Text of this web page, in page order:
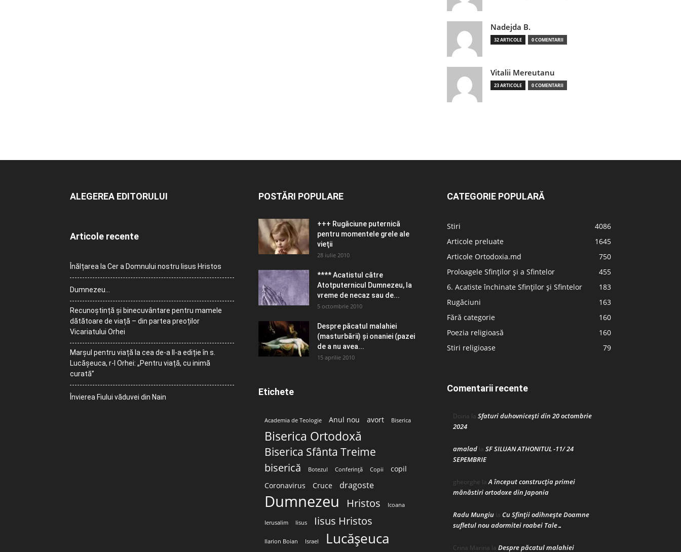
Nadejda B.
32 ARTICOLE 0 COMENTARII
Vitalii Mereutanu
23 ARTICOLE 0 COMENTARII
ALEGEREA EDITORULUI
Articole recente
Înălțarea la Cer a Domnului nostru Iisus Hristos
Dumnezeu…
Recunoștință și binecuvântare pentru mamele
dătătoare de viață – din partea preoților
Vicariatului Orhei
Marșul pentru viață la cea de-a II-a ediție în s.
Lucășeuca, r-l Orhei: „Pentru viață, cu inimă
curată”
Învierea Fiului văduvei din Nain
POSTĂRI POPULARE
+++ Rugăciune puternică
pentru momentele grele ale
vieţii
28 iulie 2010
**** Acatistul către
Atotputernicul Dumnezeu, la
vreme de necaz sau de...
5 octombrie 2010
Despre păcatul malahiei
(masturbării) şi onaniei (pazei
de a nu avea...
15 aprilie 2010
Etichete
Academia de Teologie Anul nou avort Biserica
Biserica Ortodoxă
Biserica Sfânta Treime
biserică Botezul Conferință Copii
copil
Coronavirus
Cruce dragoste
Dumnezeu Hristos Icoana
Ierusalim Iisus Iisus Hristos
Ilarion Boian Israel Lucășeuca
CATEGORIE POPULARĂ
Stiri
4086
Articole preluate
1645
Articole Ortodoxia.md
750
Proloagele Sfinților și a Sfintelor
455
6. Acatiste închinate Sfinților și Sfintelor
183
Rugăciuni
163
Fără categorie
160
Poezia religioasă
160
Stiri religioase
79
Comentarii recente
Doina la Sfaturi duhovnicești din 20 octombrie
2024
amalad la SF SILUAN ATHONITUL -11/ 24
SEPEMBRIE
gheorghe laA început construcţia primei
mănăstiri ortodoxe din Japonia
Radu Mungiu la Cu Sfinții odihnește Doamne
sufletul nou adormitei roabei Tale…
Crina Marina la Despre păcatul malahiei